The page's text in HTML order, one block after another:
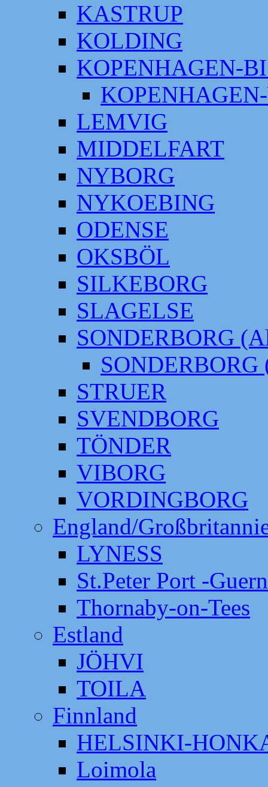
KASTRUP
KOLDING
KOPENHAGEN-
LEMVIG
MIDDELFART
NYBORG
NYKOEBING
ODENSE
OKSBÖL
SILKEBORG
SLAGELSE
SONDERBORG
SONDERBORG
STRUER
SVENDBORG
TÖNDER
VIBORG
VORDINGBORG
England/
LYNESS
St.Peter Port -
Thornaby-on-Tees
Estland
JÖHVI
TOILA
Finnland
HELSINKI-
Loimola